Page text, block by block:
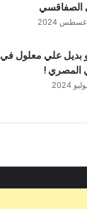
الصفاقسي
بديل علي معلول في
المصري !